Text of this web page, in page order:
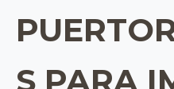
S PARA